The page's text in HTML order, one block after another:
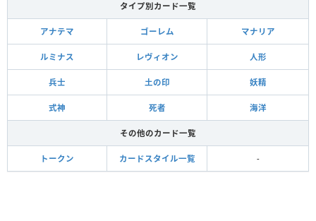
タイプ別カード一覧
アナテマ ゴーレム マナリア
ルミナス レヴィオン 人形
兵士 土の印 妖精
式神 死者 海洋
その他のカード一覧
トークン カードスタイル一覧 -